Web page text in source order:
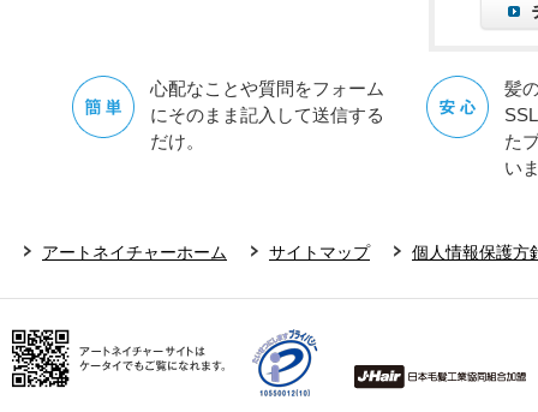
心配なことや質問をフォーム
にそのまま記入して送信する
だけ。
髪
た
い
アートネイチャーホーム サイトマップ 個人情報保護方